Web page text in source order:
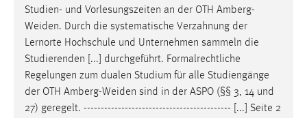
Studien- und Vorlesungszeiten an der OTH Amberg-
Weiden. Durch die systematische Verzahnung der
Lernorte Hochschule und Unternehmen sammeln die
Studierenden [...] durchgeführt. Formalrechtliche
Regelungen zum dualen Studium für alle Studiengänge
der OTH Amberg-Weiden sind in der ASPO (§§ 3, 14 und
27) geregelt. ------------------------------------------- [...] Seite 2